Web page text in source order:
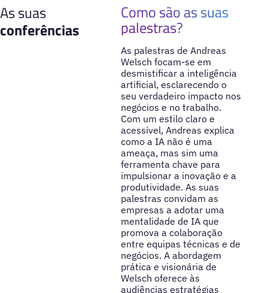
As suas
conferências
Como são as suas
palestras?
As palestras de Andreas
Welsch focam-se em
desmistificar a inteligência
artificial, esclarecendo o
seu verdadeiro impacto nos
negócios e no trabalho.
Com um estilo claro e
acessível, Andreas explica
como a IA não é uma
ameaça, mas sim uma
ferramenta chave para
impulsionar a inovação e a
produtividade. As suas
palestras convidam as
empresas a adotar uma
mentalidade de IA que
promova a colaboração
entre equipas técnicas e de
negócios. A abordagem
prática e visionária de
Welsch oferece às
audiências estratégias